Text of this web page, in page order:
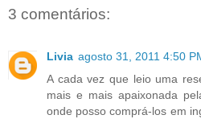
3 comentários:
Livia agosto 31, 2011 4:50
A cada vez que leio uma
mais e mais apaixonada
onde posso comprá-los em